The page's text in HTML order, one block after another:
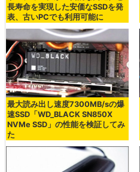
長寿命を実現した安価なSSDを発
表、古いPCでも利用可能に
最大読み出し速度7300MB/sの爆
速SSD「WD_BLACK SN850X
NVMe SSD」の性能を検証してみ
た